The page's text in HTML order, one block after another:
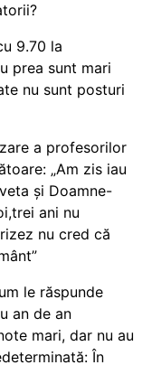
9.70 la
prea sunt mari
nu sunt posturi
a profesorilor
„Am zis iau
și Doamne-
ani nu
nu cred că
le răspunde
an de an
mari, dar nu au
În